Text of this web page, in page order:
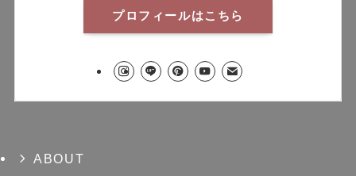
プロフィールはこちら
ABOUT